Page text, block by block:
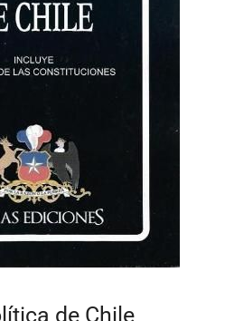
de Chile